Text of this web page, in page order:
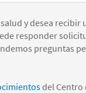
y desea
responder
preguntas
del Centro